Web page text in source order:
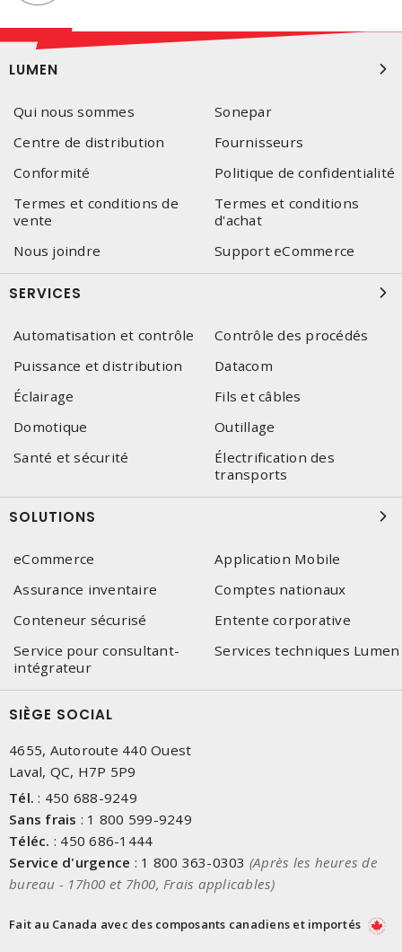
LUMEN
Qui nous sommes
Sonepar
Centre de distribution
Fournisseurs
Conformité
Politique de confidentialité
Termes et conditions de
vente
Termes et conditions
d'achat
Nous joindre
Support eCommerce
SERVICES
Automatisation et contrôle
Contrôle des procédés
Puissance et distribution
Datacom
Éclairage
Fils et câbles
Domotique
Outillage
Santé et sécurité
Électrification des
transports
SOLUTIONS
eCommerce
Application Mobile
Assurance inventaire
Comptes nationaux
Conteneur sécurisé
Entente corporative
Service pour consultant-
intégrateur
Services techniques Lumen
SIÈGE SOCIAL
4655, Autoroute 440 Ouest
Laval, QC, H7P 5P9
Tél. : 450 688-9249
Sans frais : 1 800 599-9249
Téléc. : 450 686-1444
Service d'urgence : 1 800 363-0303 (Après les heures de
bureau - 17h00 et 7h00, Frais applicables)
Fait au Canada avec des composants canadiens et importés